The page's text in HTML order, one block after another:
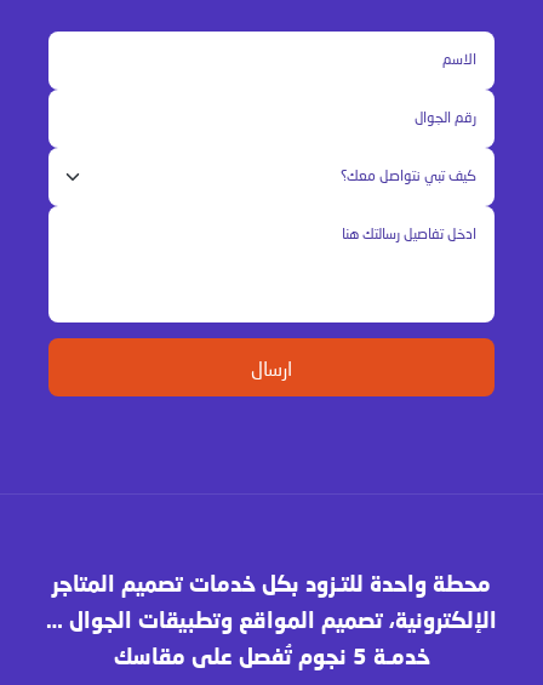
محطة واحدة للتـزود بكل خدمات تصميم المتاجر
الإلكترونية، تصميم المواقع وتطبيقات الجوال …
خدمـة 5 نجوم تُفصل على مقاسك